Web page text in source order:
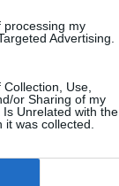
processing my
Advertising.
Use,
or Sharing of my
Unrelated with the
was collected.
immár e-autó rajongó!